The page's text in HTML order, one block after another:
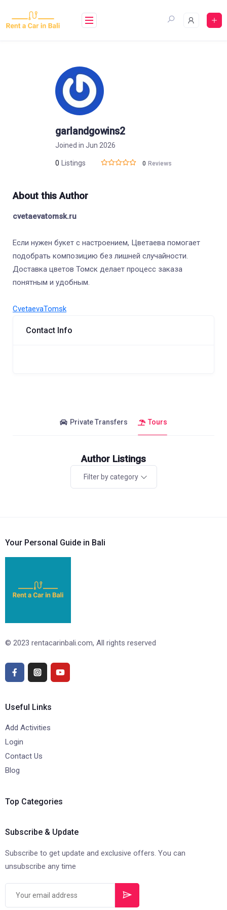
content
garlandgowins2
Joined in Jun 2026
0 Listings 0 Reviews
About this Author
cvetaevatomsk.ru
Если нужен букет с настроением, Цветаева помогает
подобрать композицию без лишней случайности.
Доставка цветов Томск делает процесс заказа
понятным и удобным.
CvetaevaTomsk
Contact Info
Private Transfers Tours
Author Listings
Filter by category
Your Personal Guide in Bali
© 2023 rentacarinbali.com, All rights reserved
Useful Links
Add Activities
Login
Contact Us
Blog
Top Categories
Subscribe & Update
Subscribe to get update and exclusive offers. You can
unsubscribe any time